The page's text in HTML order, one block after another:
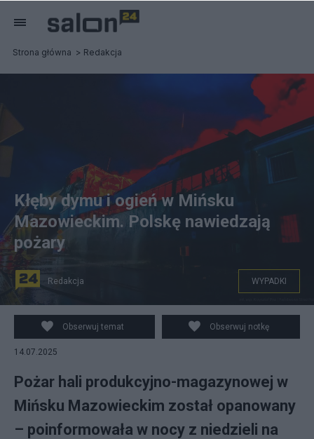
Strona główna Redakcja
Kłęby dymu i ogień w Mińsku
Mazowieckim. Polskę nawiedzają
pożary
Redakcja WYPADKI
Obserwuj temat Obserwuj notkę
14.07.2025
Pożar hali produkcyjno-magazynowej w
Mińsku Mazowieckim został opanowany
– poinformowała w nocy z niedzieli na